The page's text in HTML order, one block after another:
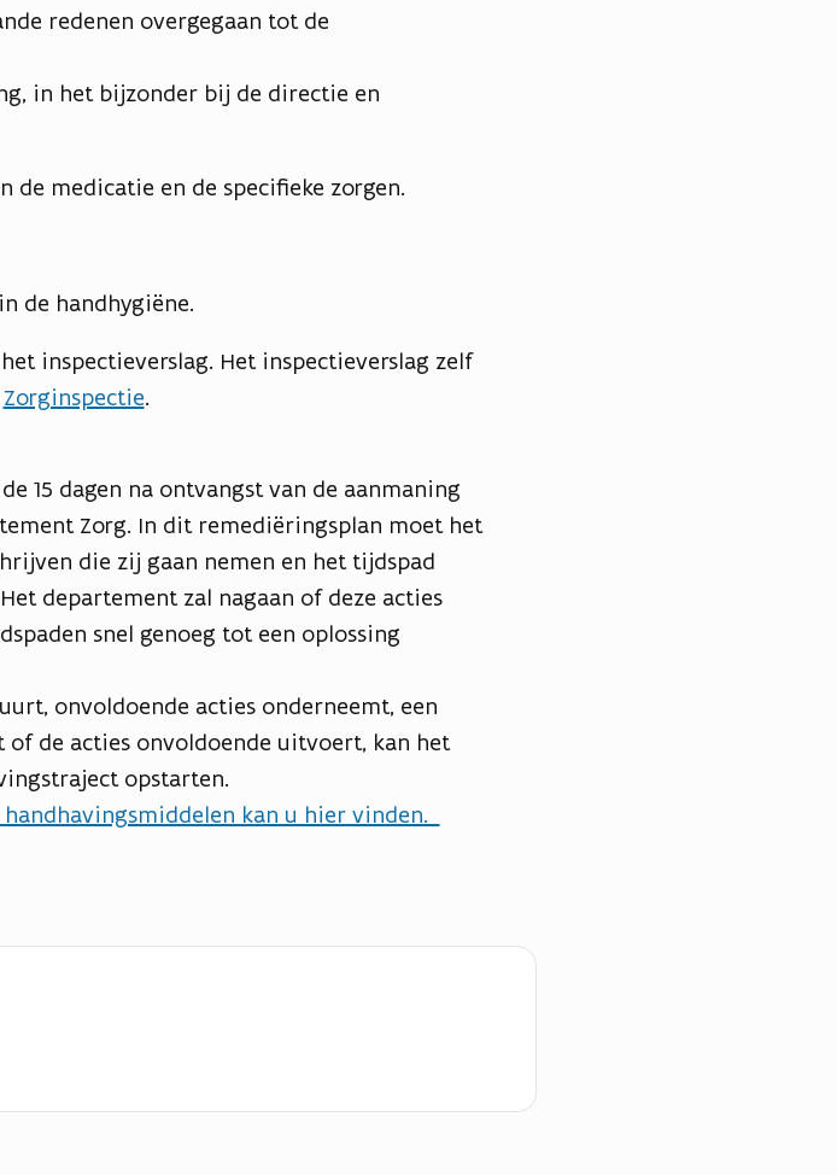
redenen overgegaan tot de
in het bijzonder bij de directie en
de medicatie en de specifieke zorgen.
de handhygiëne.
inspectieverslag. Het inspectieverslag zelf
Zorginspectie.
15 dagen na ontvangst van de aanmaning
Zorg. In dit remediëringsplan moet het
die zij gaan nemen en het tijdspad
departement zal nagaan of deze acties
snel genoeg tot een oplossing
onvoldoende acties onderneemt, een
de acties onvoldoende uitvoert, kan het
opstarten.
kan u hier vinden.